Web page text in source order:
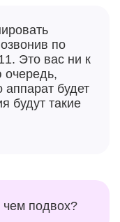
по
Это вас ни к
аппарат будет
будут такие
чем подвох?